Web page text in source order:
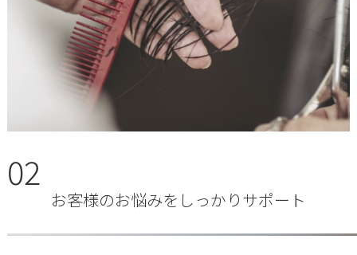
02
お客様のお悩みをしっかりサポート